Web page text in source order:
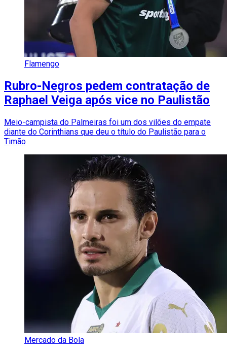
Flamengo
Rubro-Negros pedem contratação de
Raphael Veiga após vice no Paulistão
Meio-campista do Palmeiras foi um dos vilões do empate
diante do Corinthians que deu o título do Paulistão para o
Timão
Mercado da Bola